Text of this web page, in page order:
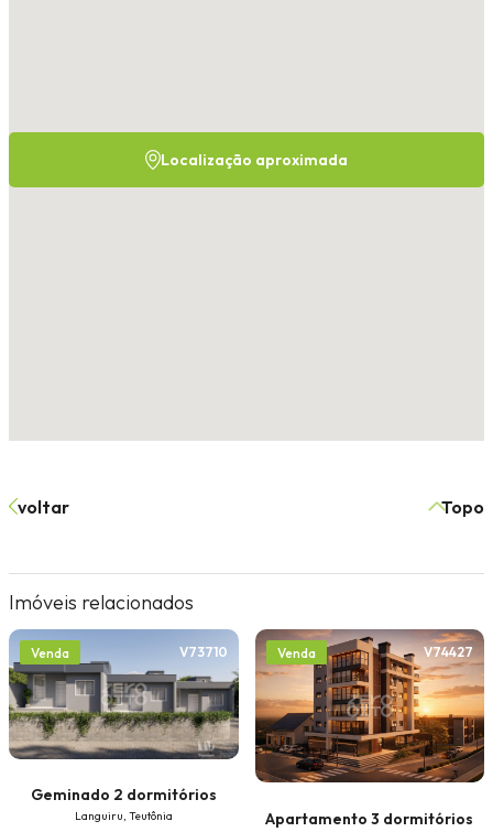
Localização aproximada
voltar Topo
Imóveis relacionados
Venda V73710
Geminado 2 dormitórios
Languiru, Teutônia
Venda V74427
Apartamento 3 dormitórios